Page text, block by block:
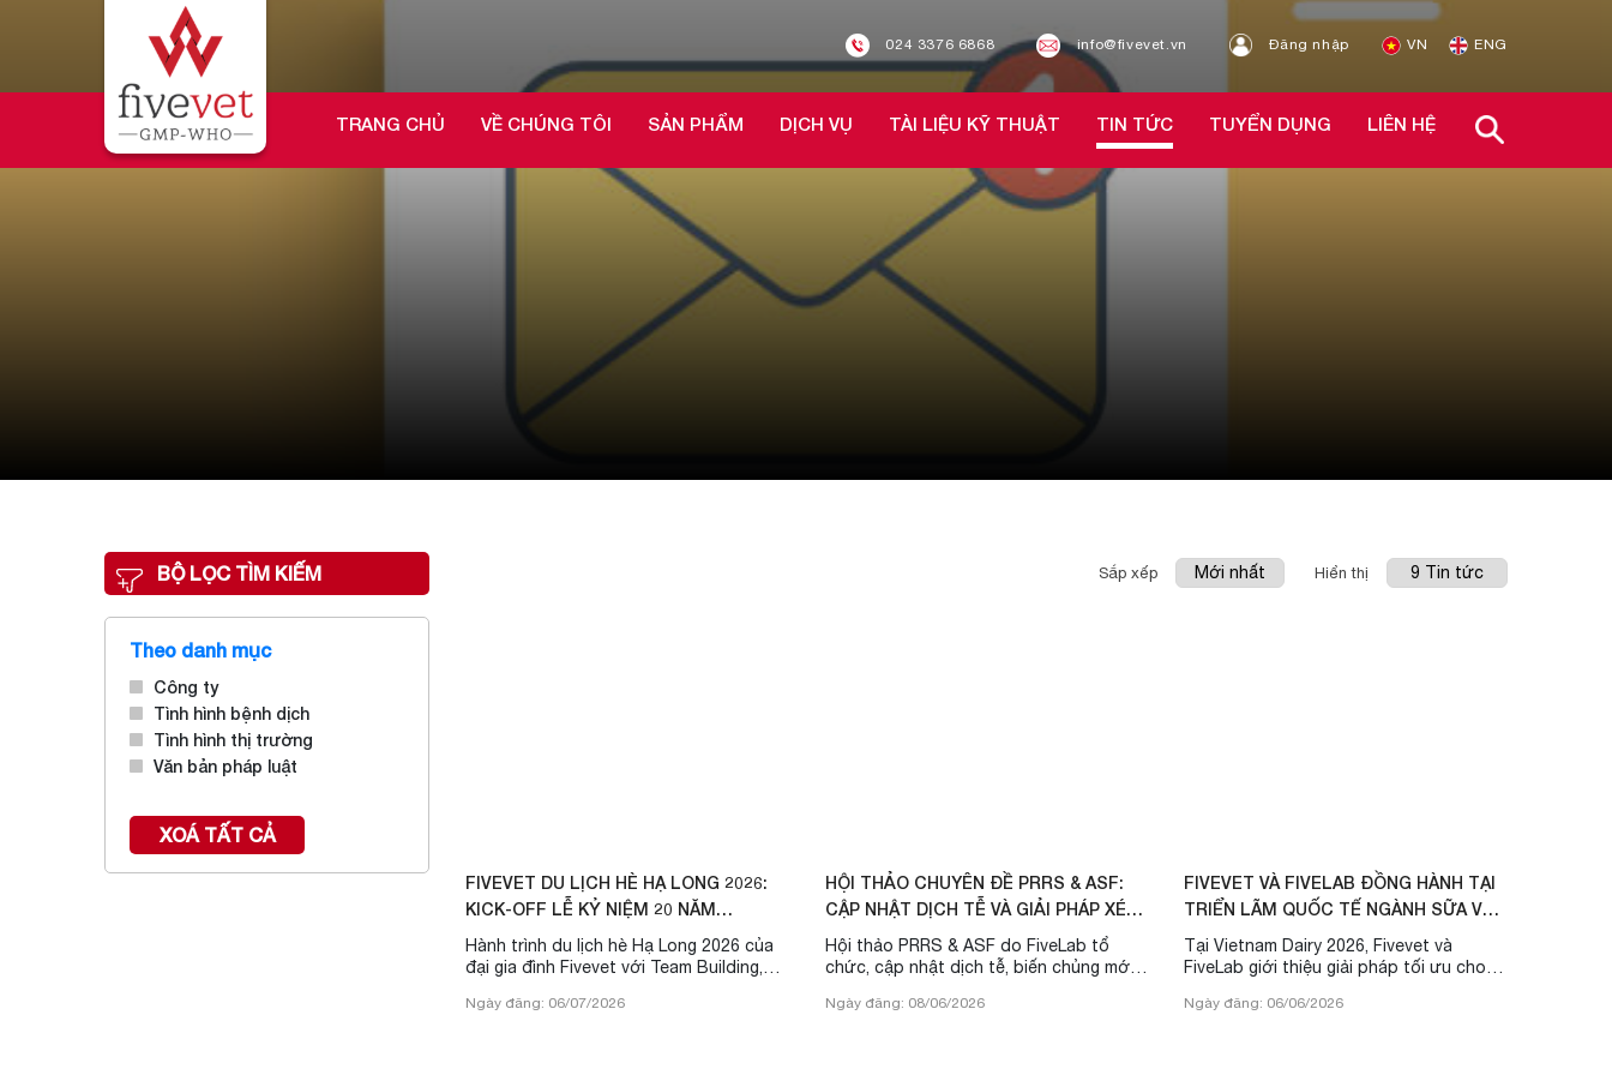
024 3376 6868 info@fivevet.vn Đăng nhập VN ENG
TRANG CHỦ VỀ CHÚNG TÔI SẢN PHẨM DỊCH VỤ TÀI LIỆU KỸ THUẬT TIN TỨC TUYỂN DỤNG LIÊN HỆ
BỘ LỌC TÌM KIẾM
Theo danh mục
Công ty
Tình hình bệnh dịch
Tình hình thị trường
Văn bản pháp luật
XOÁ TẤT CẢ
Sắp xếp Hiển thị
FIVEVET DU LỊCH HÈ HẠ LONG 2026:
KICK-OFF LỄ KỶ NIỆM 20 NĂM
FIVEVET
Hành trình du lịch hè Hạ Long 2026 của
đại gia đình Fivevet với Team Building,
hướng tới kỷ niệm 20 năm thành lập.
Ngày đăng: 06/07/2026
HỘI THẢO CHUYÊN ĐỀ PRRS & ASF:
CẬP NHẬT DỊCH TỄ VÀ GIẢI PHÁP XÉT
NGHIỆM HIỆN ĐẠI ...
Hội thảo PRRS & ASF do FiveLab tổ
chức, cập nhật dịch tễ, biến chủng mới
Ngày đăng: 08/06/2026
FIVEVET VÀ FIVELAB ĐỒNG HÀNH TẠI
TRIỂN LÃM QUỐC TẾ NGÀNH SỮA VÀ
SẢN PHẨM SỮA LẦN THỨ ...
Tại Vietnam Dairy 2026, Fivevet và
FiveLab giới thiệu giải pháp tối ưu cho
sữa, viêm vú và xét nghiệm thú y.
Ngày đăng: 06/06/2026